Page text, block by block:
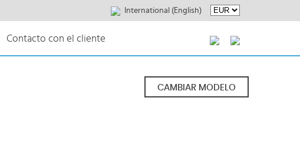
International (English)
Contacto con el cliente
CAMBIAR MODELO